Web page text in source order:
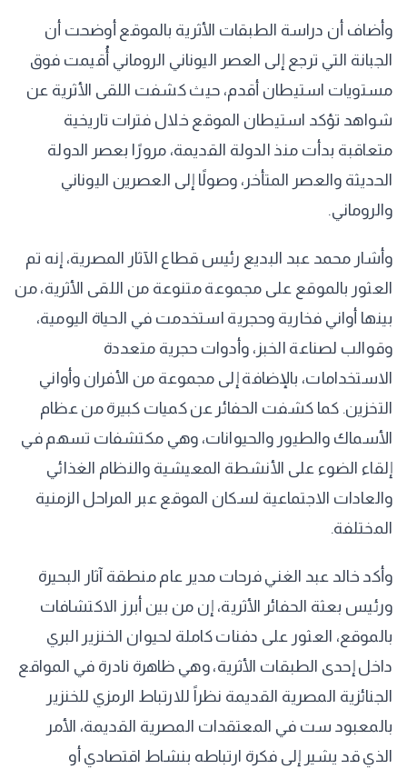
وأضاف أن دراسة الطبقات الأثرية بالموقع أوضحت أن
الجبانة التي ترجع إلى العصر اليوناني الروماني أُقيمت فوق
مستويات استيطان أقدم، حيث كشفت اللقى الأثرية عن
شواهد تؤكد استيطان الموقع خلال فترات تاريخية
متعاقبة بدأت منذ الدولة القديمة، مرورًا بعصر الدولة
الحديثة والعصر المتأخر، وصولًا إلى العصرين اليوناني
والروماني.
وأشار محمد عبد البديع رئيس قطاع الآثار المصرية، إنه تم
العثور بالموقع على مجموعة متنوعة من اللقى الأثرية، من
بينها أواني فخارية وحجرية استخدمت في الحياة اليومية،
وقوالب لصناعة الخبز، وأدوات حجرية متعددة
الاستخدامات، بالإضافة إلى مجموعة من الأفران وأواني
التخزين. كما كشفت الحفائر عن كميات كبيرة من عظام
الأسماك والطيور والحيوانات، وهي مكتشفات تسهم في
إلقاء الضوء على الأنشطة المعيشية والنظام الغذائي
والعادات الاجتماعية لسكان الموقع عبر المراحل الزمنية
المختلفة.
وأكد خالد عبد الغني فرحات مدير عام منطقة آثار البحيرة
ورئيس بعثة الحفائر الأثرية، إن من بين أبرز الاكتشافات
بالموقع، العثور على دفنات كاملة لحيوان الخنزير البري
داخل إحدى الطبقات الأثرية، وهي ظاهرة نادرة في المواقع
الجنائزية المصرية القديمة نظراً للارتباط الرمزي للخنزير
بالمعبود ست في المعتقدات المصرية القديمة، الأمر
الذي قد يشير إلى فكرة ارتباطه بنشاط اقتصادي أو